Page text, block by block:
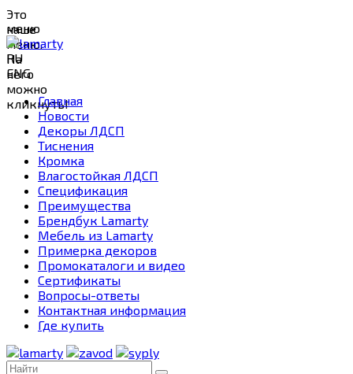
Это
наше
меню.
На
него
можно
кликнуть!
меню
RU
ENG
Главная
Новости
Декоры ЛДСП
Тиснения
Кромка
Влагостойкая ЛДСП
Спецификация
Преимущества
Брендбук Lamarty
Мебель из Lamarty
Примерка декоров
Промокаталоги и видео
Сертификаты
Вопросы-ответы
Контактная информация
Где купить